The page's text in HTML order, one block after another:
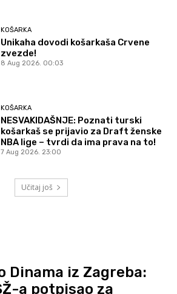
KOŠARKA
Unikaha dovodi košarkaša Crvene
zvezde!
8 Aug 2026. 00:03
KOŠARKA
NESVAKIDAŠNJE: Poznati turski
košarkaš se prijavio za Draft ženske
NBA lige – tvrdi da ima prava na to!
7 Aug 2026. 23:00
Učitaj još